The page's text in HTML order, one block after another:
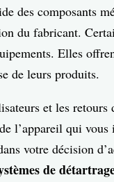
des composants
du fabricant.
Elles
de leurs produits.
et les
l’appareil qui
votre décision
de